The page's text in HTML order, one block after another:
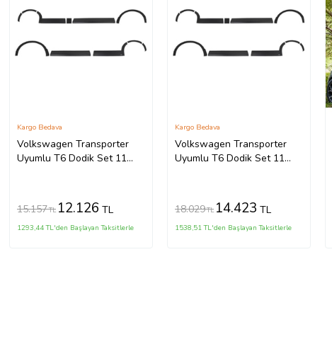
Volkswagen Transporter
Uyumlu T6 Dodik Set 11
Kargo Bedava
15.157TL 12.126 TL
1293,44 TL'den Başlayan Taksitlerle
Volkswagen Transporter
Uyumlu T6 Dodik Set 11
Kargo Bedava
18.029TL 14.423 TL
1538,51 TL'den Başlayan Taksitlerle